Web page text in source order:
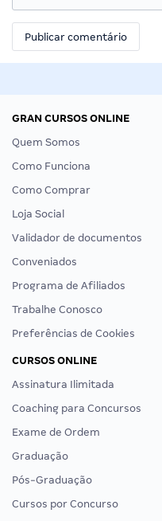
GRAN CURSOS ONLINE
Quem Somos
Como Funciona
Como Comprar
Loja Social
Validador de documentos
Conveniados
Programa de Afiliados
Trabalhe Conosco
Preferências de Cookies
CURSOS ONLINE
Assinatura Ilimitada
Coaching para Concursos
Exame de Ordem
Graduação
Pós-Graduação
Cursos por Concurso